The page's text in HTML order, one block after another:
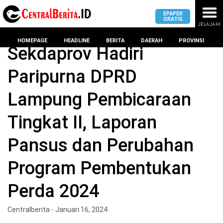
MASUK
KOTA
BANDAR
METRO
PESAWARAN
DPRD
PROVINSI
DPRD
KOTA
BANDAR
LAMPUNG
SUMSEL
BANTEN
JAWAB
EPAPER
GRATIS
JELAJAHI
HOMEPAGE HEADLINE BERITA DAERAH PROVINSI
Sekdaprov Hadiri
Paripurna DPRD
Lampung Pembicaraan
Tingkat II, Laporan
Pansus dan Perubahan
Program Pembentukan
Perda 2024
Centralberita - Januari 16, 2024